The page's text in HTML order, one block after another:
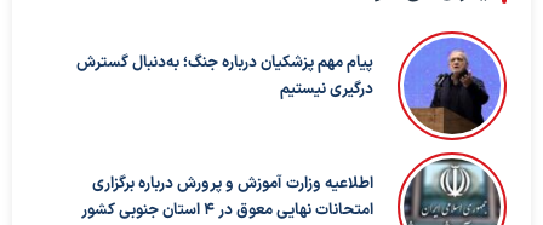
پیام مهم پزشکیان درباره جنگ؛ به‌دنبال گسترش
درگیری نیستیم
اطلاعیه وزارت آموزش و پرورش درباره برگزاری
امتحانات نهایی معوق در ۴ استان جنوبی کشور